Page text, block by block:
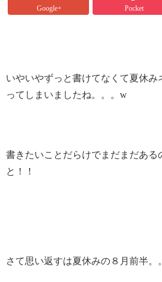
Google+ Pocket
いやいやずっと書けてなくて夏休み
ってしまいましたね。。。w
書きたいことだらけでまだまだある
と！！
さて思い返すは夏休みの８月前半。